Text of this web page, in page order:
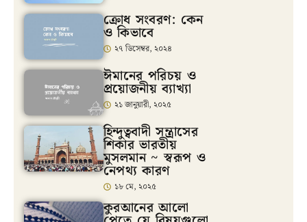
ক্রোধ সংবরণ: কেন
ও কিভাবে
২৭ ডিসেম্বর, ২০২৪
ঈমানের পরিচয় ও
প্রয়োজনীয় ব্যাখ্যা
২১ জানুয়ারী, ২০২৫
হিন্দুত্ববাদী সন্ত্রাসের
শিকার ভারতীয়
মুসলমান ~ স্বরূপ ও
নেপথ্য কারণ
১৮ মে, ২০২৫
কুরআনের আলো